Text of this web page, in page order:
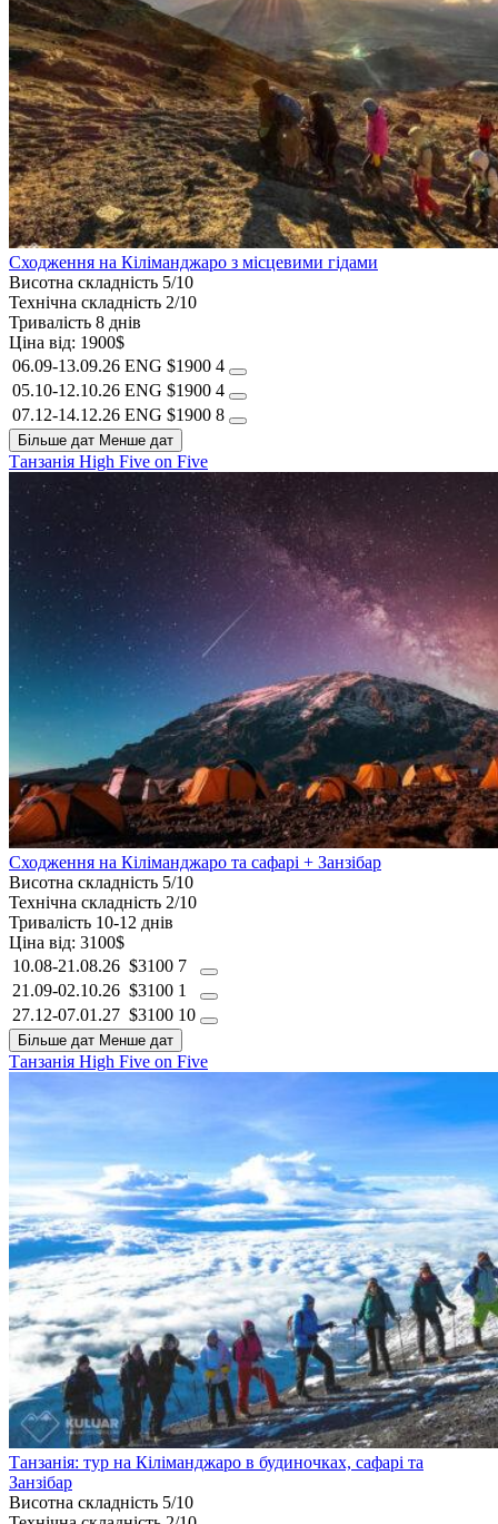
Сходження на Кіліманджаро з місцевими гідами
Висотна складність 5/10
Технічна складність 2/10
Тривалість 8 днів
Ціна від: 1900$
06.09-13.09.26 ENG $1900 4
05.10-12.10.26 ENG $1900 4
07.12-14.12.26 ENG $1900 8
Більше дат Менше дат
Танзанія High Five on Five
Сходження на Кіліманджаро та сафарі + Занзібар
Висотна складність 5/10
Технічна складність 2/10
Тривалість 10-12 днів
Ціна від: 3100$
10.08-21.08.26 $3100 7
21.09-02.10.26 $3100 1
27.12-07.01.27 $3100 10
Більше дат Менше дат
Танзанія High Five on Five
Танзанія: тур на Кіліманджаро в будиночках, сафарі та
Занзібар
Висотна складність 5/10